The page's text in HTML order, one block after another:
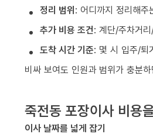
정리 범위: 어디까지 정리해
추가 비용 조건: 계단/주차거
도착 시간 기준: 몇 시 입주/퇴
비싸 보여도 인원과 범위가 충분
죽전동 포장이사 비용
이사 날짜를 넓게 잡기